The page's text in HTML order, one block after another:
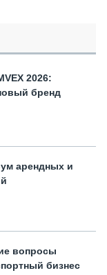
2026:
бренд
арендных и
вопросы
бизнес